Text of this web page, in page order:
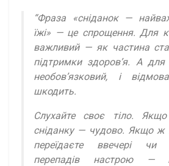
“Фраза «сніданок —
їжі» — це спрощення. Для
важливий — як частина
підтримки здоров’я. А
необов’язковий, і
шкодить.
Слухайте своє тіло.
сніданку — чудово. Якщо ж
переїдаєте ввечері чи
перепадів настрою —